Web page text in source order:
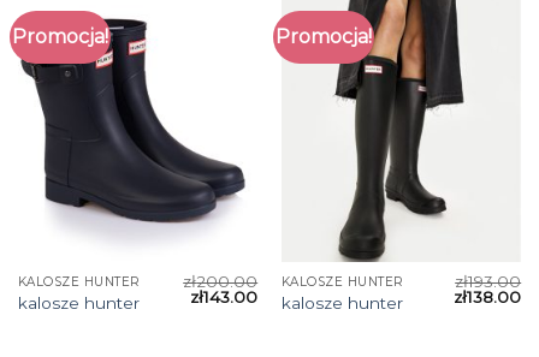
Promocja!
KALOSZE HUNTER
kalosze hunter
zł200.00
zł143.00
Promocja!
KALOSZE HUNTER
kalosze hunter
zł193.00
zł138.00